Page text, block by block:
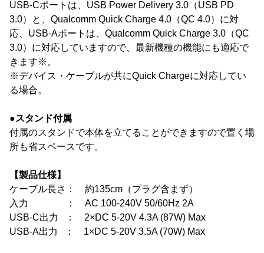
USB-Cポートは、USB Power Delivery 3.0（USB PD
3.0）と、Qualcomm Quick Charge 4.0（QC 4.0）に対
応、USB-Aポートは、Qualcomm Quick Charge 3.0（QC
3.0）に対応していますので、最新機種の機能にも適応で
きます※。
※デバイス・ケーブルが共にQuick Chargeに対応してい
る場合。
●スタンド付属
付属のスタンドで本体を立てることができますので置く場
所も省スペースです。
【製品仕様】
ケーブル長さ： 約135cm（プラグ含まず）
入力 ： AC 100-240V 50/60Hz 2A
USB-C出力 ： 2×DC 5-20V 4.3A (87W) Max
USB-A出力 ： 1×DC 5-20V 3.5A (70W) Max